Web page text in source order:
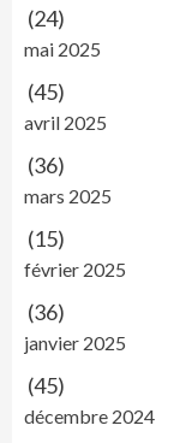
(24)
mai 2025
(45)
avril 2025
(36)
mars 2025
(15)
février 2025
(36)
janvier 2025
(45)
décembre 2024